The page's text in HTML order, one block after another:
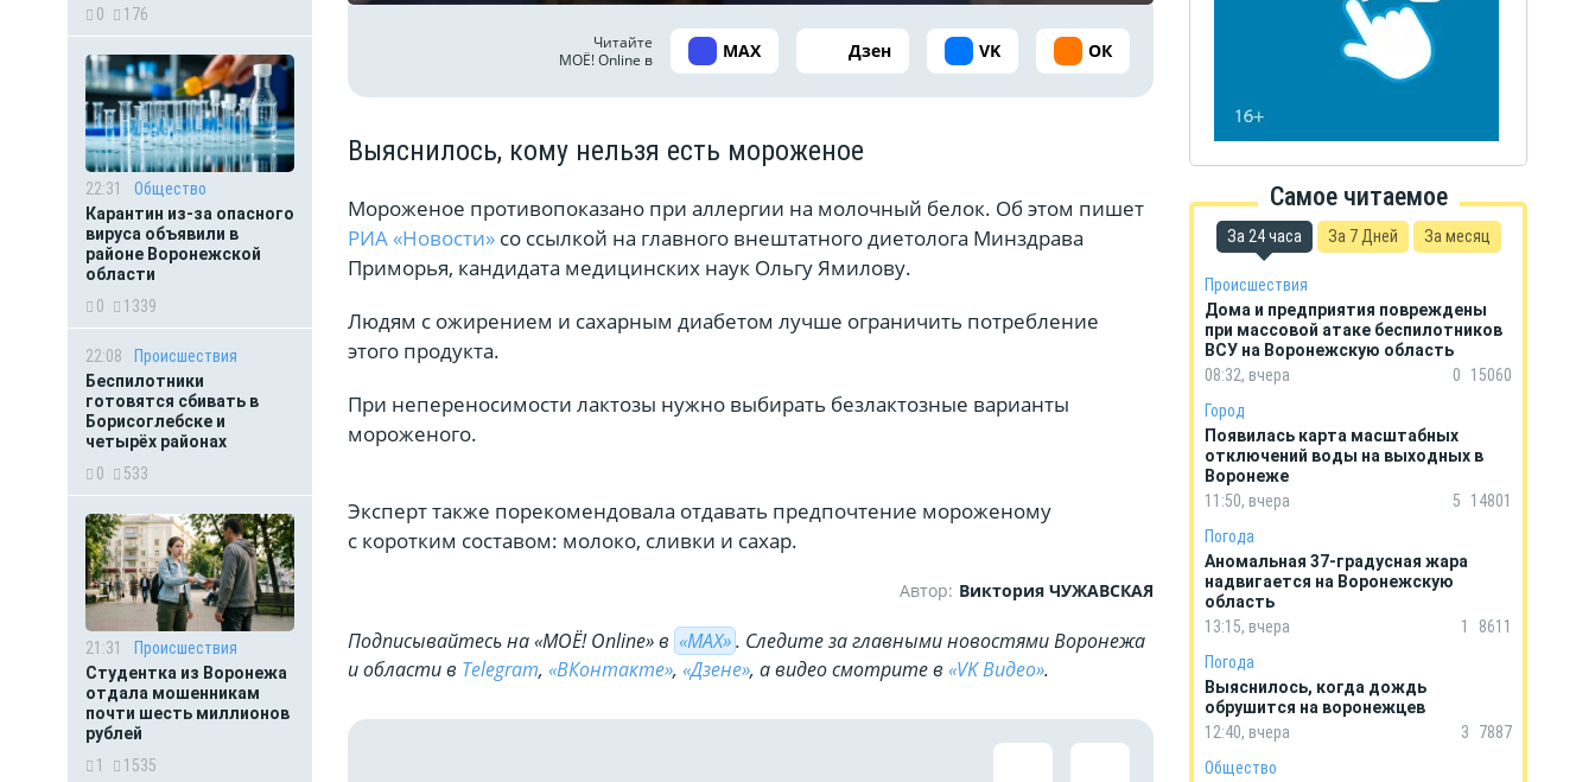
0
176
22:31
Общество
Карантин из-за опасного
вируса объявили в
районе Воронежской
области
0
1339
22:08
Происшествия
Беспилотники
готовятся сбивать в
Борисоглебске и
четырёх районах
0
533
21:31
Происшествия
Студентка из Воронежа
отдала мошенникам
почти шесть миллионов
рублей
1
1535
Читайте
МОЁ! Online в
MAX Дзен VK ОК
Выяснилось, кому нельзя есть мороженое
Мороженое противопоказано при аллергии на молочный белок. Об этом пишет
РИА «Новости» со ссылкой на главного внештатного диетолога Минздрава
Приморья, кандидата медицинских наук Ольгу Ямилову.
Людям с ожирением и сахарным диабетом лучше ограничить потребление
этого продукта.
При непереносимости лактозы нужно выбирать безлактозные варианты
мороженого.
Эксперт также порекомендовала отдавать предпочтение мороженому
с коротким составом: молоко, сливки и сахар.
Автор: Виктория ЧУЖАВСКАЯ
Подписывайтесь на «МОЁ! Online» в «МАХ». Cледите за главными новостями Воронежа
и области в Telegram, «ВКонтакте», «Дзене», а видео смотрите в «VK Видео».
Самое читаемое
За 24 часа За 7 Дней За месяц
Происшествия
Дома и предприятия повреждены
при массовой атаке беспилотников
ВСУ на Воронежскую область
08:32, вчера
0
15060
Город
Появилась карта масштабных
отключений воды на выходных в
Воронеже
11:50, вчера
5
14801
Погода
Аномальная 37-градусная жара
надвигается на Воронежскую
область
13:15, вчера
1
8611
Погода
Выяснилось, когда дождь
обрушится на воронежцев
12:40, вчера
3
7887
Общество